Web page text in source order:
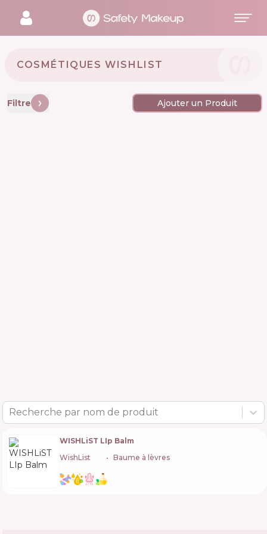
COSMÉTIQUES WISHLIST 🇺🇦
Filtre Ajouter un Produit
Recherche par nom de produit
WISHLiST LIp Balm
WishList
Baume à lèvres